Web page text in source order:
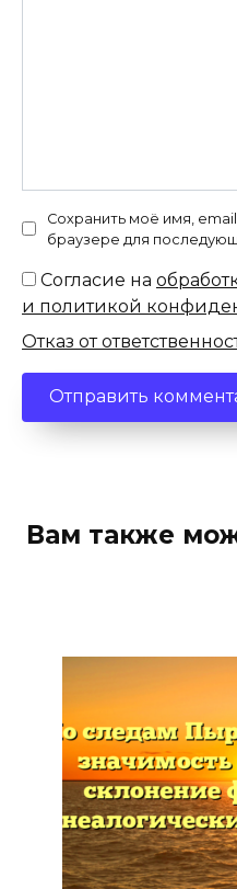
Сохранить моё имя,
браузере для
Согласие на
и политикой
Отказ от
Вам также